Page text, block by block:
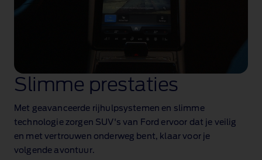
Slimme prestaties
Met geavanceerde rijhulpsystemen en slimme
technologie zorgen SUV's van Ford ervoor dat je veilig
en met vertrouwen onderweg bent, klaar voor je
volgende avontuur.